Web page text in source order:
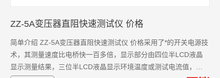
ZZ-5A变压器直阻快速测试仪 价格
简单介绍 ZZ-5A变压器直阻快速测试仪 价格采用了*的开关电源技
术，其测量速度比电桥快一百多倍，显示部分由四位半LCD液晶
显示测量结果，三位半LCD液晶显示环境温度或测试电流值，克